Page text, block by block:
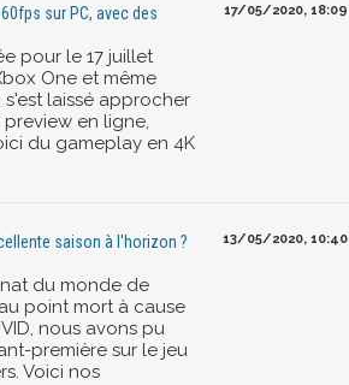
sur PC, avec des
pour le 17 juillet
One et même
s'est laissé approcher
en ligne,
du gameplay en 4K
17/05/2020, 18:09
saison à l'horizon ?
du monde de
point mort à cause
nous avons pu
première sur le jeu
Voici nos
13/05/2020, 10:40